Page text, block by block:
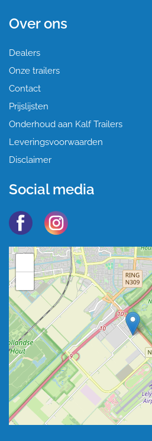
Over ons
Dealers
Onze trailers
Contact
Prijslijsten
Onderhoud aan Kalf Trailers
Leveringsvoorwaarden
Disclaimer
Social media